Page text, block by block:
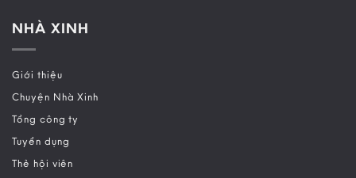
NHÀ XINH
Giới thiệu
Chuyện Nhà Xinh
Tổng công ty
Tuyển dụng
Thẻ hội viên